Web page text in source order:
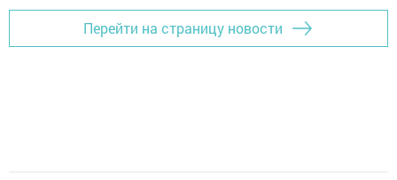
Перейти на страницу новости